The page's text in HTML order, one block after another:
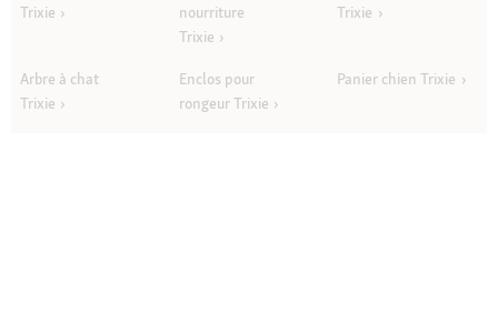
Trixie
nourriture
Trixie
Trixie
Arbre à chat
Trixie
Enclos pour
rongeur Trixie
Panier chien Trixie